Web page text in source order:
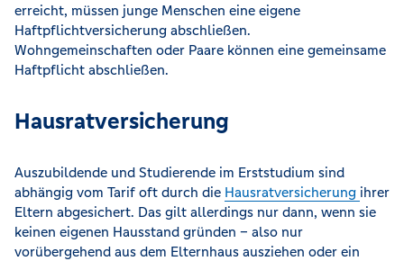
erreicht, müssen junge Menschen eine eigene
Haftpflichtversicherung abschließen.
Wohngemeinschaften oder Paare können eine gemeinsame
Haftpflicht abschließen.
Hausratversicherung
Auszubildende und Studierende im Erststudium sind
abhängig vom Tarif oft durch die Hausratversicherung ihrer
Eltern abgesichert. Das gilt allerdings nur dann, wenn sie
keinen eigenen Hausstand gründen – also nur
vorübergehend aus dem Elternhaus ausziehen oder ein